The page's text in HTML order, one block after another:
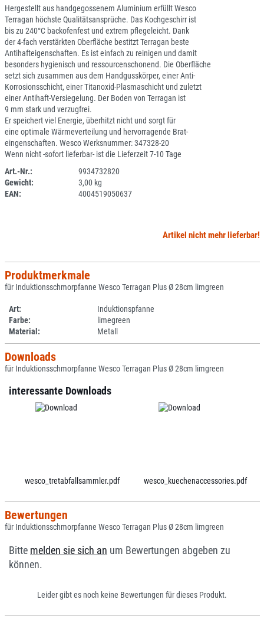
Hergestellt aus handgegossenem Aluminium erfüllt Wesco
Terragan höchste Qualitätsansprüche. Das Kochgeschirr ist
bis zu 240°C backofenfest und extrem pflegeleicht. Dank
der 4-fach verstärkten Oberfläche bestitzt Terragan beste
Antihafteigenschaften. Es ist einfach zu reinigen und damit
besonders hygienisch und ressourcenschonend. Die Oberfläche
setzt sich zusammen aus dem Handgusskörper, einer Anti-
Korrosionsschicht, einer Titanoxid-Plasmaschicht und zuletzt
einer Antihaft-Versiegelung. Der Boden von Terragan ist
9 mm stark und verzugfrei.
Er speichert viel Energie, überhitzt nicht und sorgt für
eine optimale Wärmeverteilung und hervorragende Brat-
eingenschaften. Wesco Werksnummer: 347328-20
Wenn nicht -sofort lieferbar- ist die Lieferzeit 7-10 Tage
Art.-Nr.:
9934732820
Gewicht:
3,00 kg
EAN:
4004519050637
Artikel nicht mehr lieferbar!
Produktmerkmale
für Induktionsschmorpfanne Wesco Terragan Plus Ø 28cm limgreen
Art:
Induktionspfanne
Farbe:
limegreen
Material:
Metall
Downloads
für Induktionsschmorpfanne Wesco Terragan Plus Ø 28cm limgreen
interessante Downloads
wesco_tretabfallsammler.pdf wesco_kuechenaccessories.pdf
Bewertungen
für Induktionsschmorpfanne Wesco Terragan Plus Ø 28cm limgreen
Bitte melden sie sich an um Bewertungen abgeben zu
können.
Leider gibt es noch keine Bewertungen für dieses Produkt.